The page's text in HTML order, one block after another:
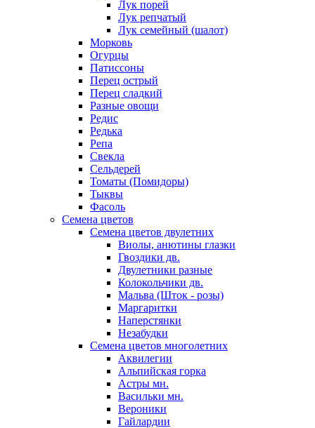
Лук порей
Лук репчатый
Лук семейный (шалот)
Морковь
Огурцы
Патиссоны
Перец острый
Перец сладкий
Разные овощи
Редис
Редька
Репа
Свекла
Сельдерей
Томаты (Помидоры)
Тыквы
Фасоль
Семена цветов
Семена цветов двулетних
Виолы, анютины глазки
Гвоздики дв.
Двулетники разные
Колокольчики дв.
Мальва (Шток - розы)
Маргаритки
Наперстянки
Незабудки
Семена цветов многолетних
Аквилегии
Альпийская горка
Астры мн.
Васильки мн.
Вероники
Гайлардии